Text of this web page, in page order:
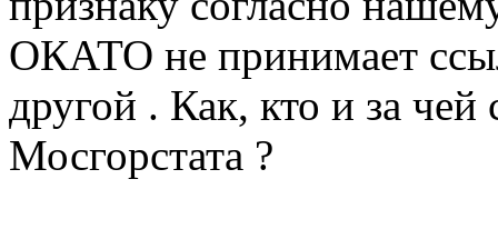
ОКАТО не принимает
другой . Как, кто и за
Мосгорстата ?